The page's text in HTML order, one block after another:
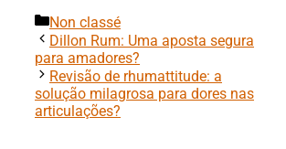
Categorias
Non classé
Dillon Rum: Uma aposta segura
para amadores?
Revisão de rhumattitude: a
solução milagrosa para dores nas
articulações?